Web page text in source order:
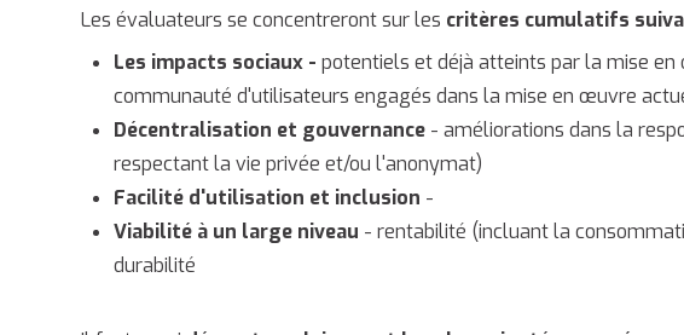
Les évaluateurs se concentreront sur les critères cumulatifs
Les impacts sociaux - potentiels et déjà atteints par la mise
communauté d'utilisateurs engagés dans la mise en œuvre
Décentralisation et gouvernance- améliorations dans la
respectant la vie privée et/ou l'anonymat)
Facilité d'utilisation et inclusion -
Viabilité à un large niveau - rentabilité (incluant la
durabilité